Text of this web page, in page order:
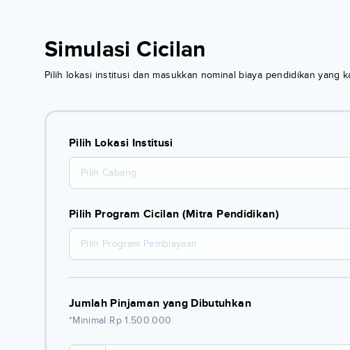
Simulasi Cicilan
Pilih lokasi institusi dan masukkan nominal biaya pendidikan yang
Pilih Lokasi Institusi
Pilih Cabang
Pilih Program Cicilan (Mitra Pendidikan)
Pilih Program Pembiayaan
Jumlah Pinjaman yang Dibutuhkan
*Minimal Rp 1.500.000